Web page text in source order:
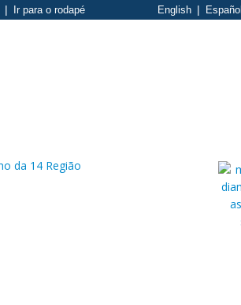
Ir para o rodapé English Español